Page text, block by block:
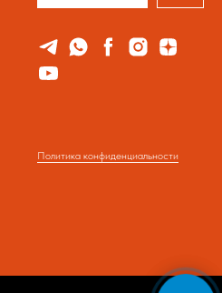
Политика конфиденциальности